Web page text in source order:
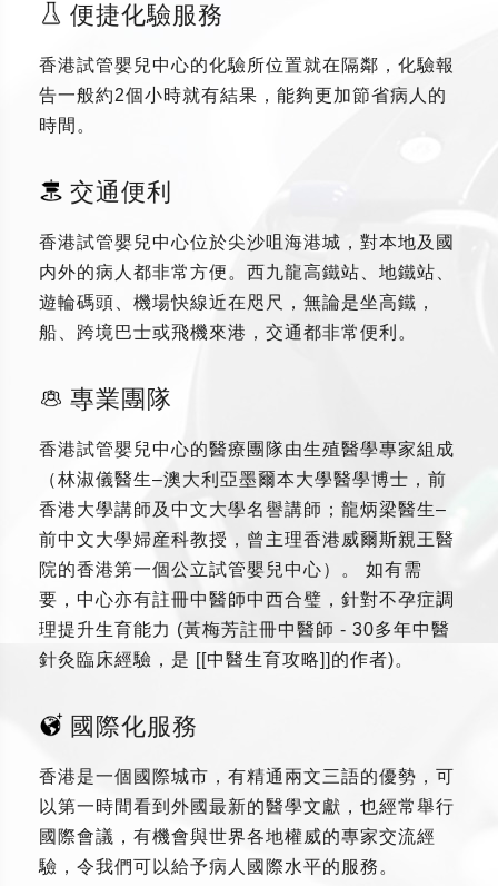
便捷化驗服務
香港試管嬰兒中心的化驗所位置就在隔鄰，化驗報
告一般約2個小時就有結果，能夠更加節省病人的
時間。
交通便利
香港試管嬰兒中心位於尖沙咀海港城，對本地及國
内外的病人都非常方便。西九龍高鐵站、地鐵站、
遊輪碼頭、機場快線近在咫尺，無論是坐高鐵，
船、跨境巴士或飛機來港，交通都非常便利。
專業團隊
香港試管嬰兒中心的醫療團隊由生殖醫學專家組成
（林淑儀醫生–澳大利亞墨爾本大學醫學博士，前
香港大學講師及中文大學名譽講師；龍炳梁醫生–
前中文大學婦産科教授，曾主理香港威爾斯親王醫
院的香港第一個公立試管嬰兒中心）。 如有需
要，中心亦有註冊中醫師中西合璧，針對不孕症調
理提升生育能力 (黃梅芳註冊中醫師 - 30多年中醫
針灸臨床經驗，是 [[中醫生育攻略]]的作者)。
國際化服務
香港是一個國際城市，有精通兩文三語的優勢，可
以第一時間看到外國最新的醫學文獻，也經常舉行
國際會議，有機會與世界各地權威的專家交流經
驗，令我們可以給予病人國際水平的服務。